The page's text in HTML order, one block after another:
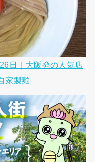
日｜大阪発の人気店
家製麺